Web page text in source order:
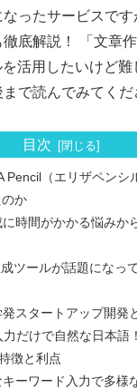
ったサービスで
底解説！ 「文章
活用したいけど
で読んでみてくだ
目次
Pencil（エリザペンシ
か
時間がかかる悩みか
ツールが話題になっ
スタートアップ開発
だけで自然な日本語
徴と利点
ーワード入力で多様